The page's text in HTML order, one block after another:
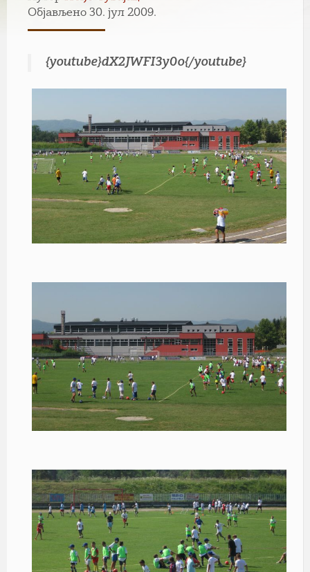
Објављено 30. јул 2009.
{youtube}dX2JWFI3y0o{/youtube}